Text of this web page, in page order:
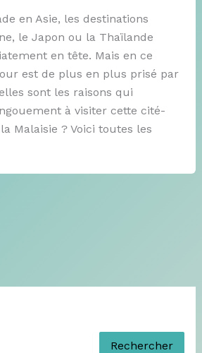
en Asie, les destinations
le Japon ou la Thaïlande
en tête. Mais en ce
est de plus en plus prisé par
sont les raisons qui
à visiter cette cité-
Malaisie ? Voici toutes les
Rechercher